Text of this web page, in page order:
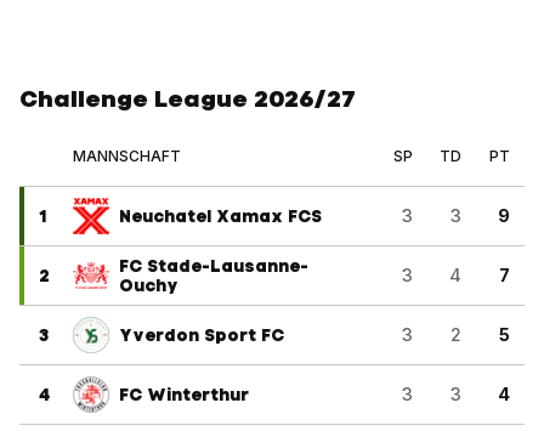
Challenge League 2026/27
MANNSCHAFT SP TD PT
1 Neuchatel Xamax FCS 3 3 9
2
FC Stade-Lausanne-
Ouchy
3 4 7
3 Yverdon Sport FC 3 2 5
4 FC Winterthur 3 3 4